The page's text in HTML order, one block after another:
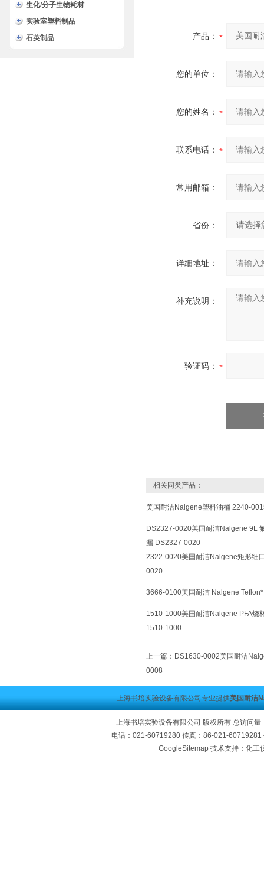
生化/分子生物耗材
实验室塑料制品
石英制品
产品：
您的单位：
您的姓名：
联系电话：
常用邮箱：
省份：
详细地址：
补充说明：
验证码：
相关同类产品：
美国耐洁Nalgene塑料油桶 2240-
DS2327-0020美国耐洁Nalgene 9L
漏 DS2327-0020
2322-0020美国耐洁Nalgene矩形细
0020
3666-0100美国耐洁 Nalgene
1510-1000美国耐洁Nalgene PFA烧
1510-1000
上一篇： DS1630-0002美国耐洁
0008
上海书培实验设备有限公司专业提供美国耐洁
上海书培实验设备有限公司 版权所有 总访问量
电话：021-60719280 传真：86-021-
GoogleSitemap技术支持：化工